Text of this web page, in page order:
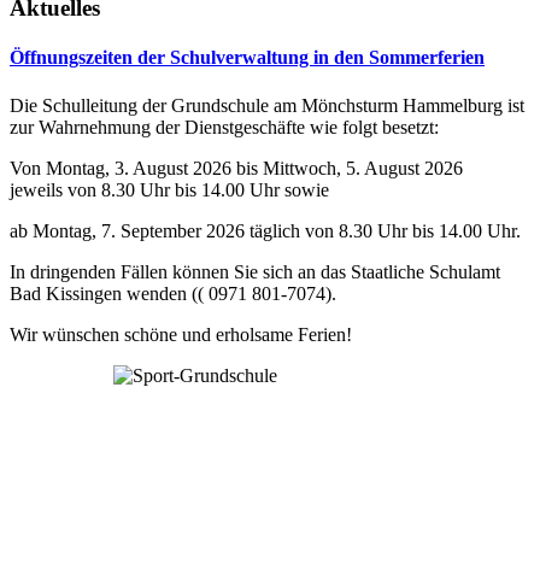
Aktuelles
Öffnungszeiten der Schulverwaltung in den Sommerferien
Die Schulleitung der Grundschule am Mönchsturm Hammelburg ist
zur Wahrnehmung der Dienstgeschäfte wie folgt besetzt:
Von Montag, 3. August 2026 bis Mittwoch, 5. August 2026
jeweils von 8.30 Uhr bis 14.00 Uhr sowie
ab Montag, 7. September 2026 täglich von 8.30 Uhr bis 14.00 Uhr.
In dringenden Fällen können Sie sich an das Staatliche Schulamt
Bad Kissingen wenden (( 0971 801-7074).
Wir wünschen schöne und erholsame Ferien!